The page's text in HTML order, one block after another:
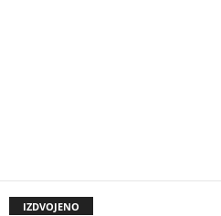
IZDVOJENO